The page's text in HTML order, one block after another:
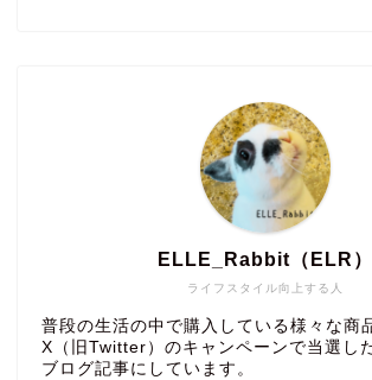
ライフスタイル向上する人
ELLE_Rabbit（ELR）
普段の生活の中で購入している様々な商
X（旧Twitter）のキャンペーンで当選し
ブログ記事にしています。